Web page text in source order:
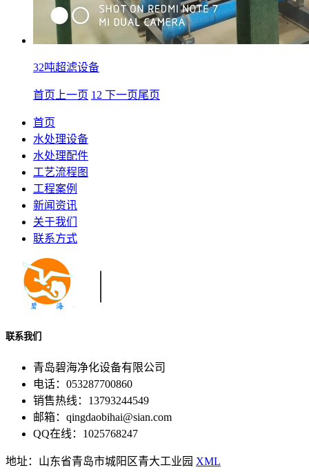
32吨超滤设备
首页 上一页 1 2 下一页尾页
首页
水处理设备
水处理配件
工艺流程图
工程案例
新闻资讯
关于我们
联系方式
联系我们
青岛碧海净化设备有限公司
电话：053287700860
销售热线：13793244549
邮箱：qingdaobihai@sian.com
QQ在线：1025768247
地址：山东省青岛市城阳区青大工业园 XML